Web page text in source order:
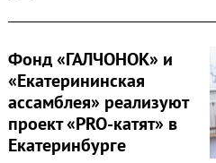
Фонд «ГАЛЧОНОК» и
«Екатерининская
ассамблея» реализуют
проект «PRO-катят» в
Екатеринбурге